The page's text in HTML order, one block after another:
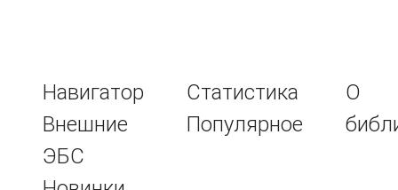
Навигатор
Внешние
ЭБС
Статистика
Популярное
О